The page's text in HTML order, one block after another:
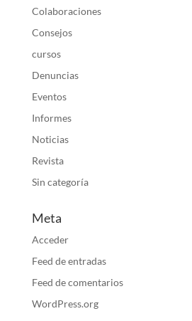
Colaboraciones
Consejos
cursos
Denuncias
Eventos
Informes
Noticias
Revista
Sin categoría
Meta
Acceder
Feed de entradas
Feed de comentarios
WordPress.org